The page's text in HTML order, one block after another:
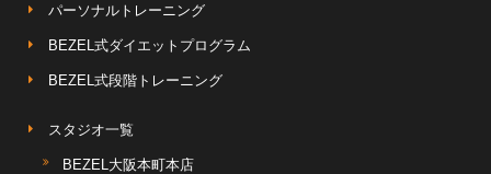
パーソナルトレーニング
BEZEL式ダイエットプログラム
BEZEL式段階トレーニング
スタジオ一覧
BEZEL大阪本町本店